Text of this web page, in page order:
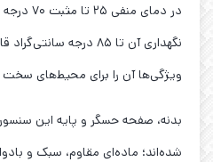
در دمای
نگهداری آن تا ۸۵ درجه
ویژگی‌ها آن را برای محیط‌های
شده‌اند؛ ماده‌ای مقاوم، سبک و